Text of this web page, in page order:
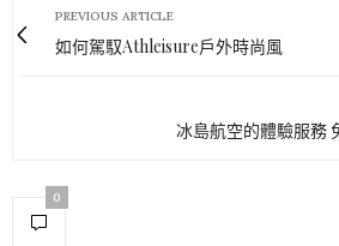
PREVIOUS ARTICLE
如何駕馭Athleisure戶外時尚風
冰島航空的體驗服務
0